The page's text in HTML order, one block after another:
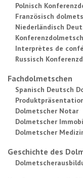
Polnisch
Französisch
Niederländisch
Interprètes de
Russisch
Fachdolmetschen
Spanisch Deutsch
Dolmetscher Notar
Dolmetscher
Dolmetscher
Geschichte des